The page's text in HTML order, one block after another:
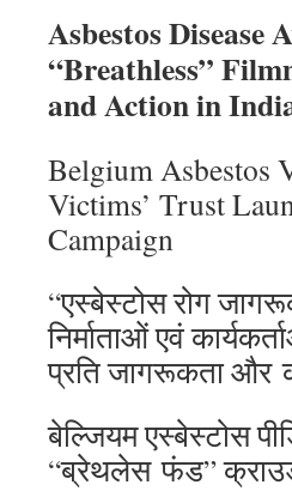
Asbestos Disease
“Breathless”
and Action in
Belgium Asbestos
Victims’ Trust
Campaign
“एस्बेस्टोस रोग
निर्माताओं एवं
प्रति जागरूकता और
बेल्जियम एस्बेस्टोस
“ब्रेथलेस फंड”